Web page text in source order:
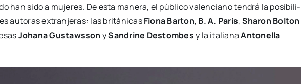
han sido a muje­res. De esta mane­ra, el públi­co valen­ciano ten­drá la posi­bi­li­
auto­ras extran­je­ras: las bri­tá­ni­casFio­na Bar­ton, B. A. Paris, Sha­ron Bol­ton
Joha­na Gus­taws­son ySan­dri­ne Des­tom­besy la ita­lia­naAnto­ne­lla